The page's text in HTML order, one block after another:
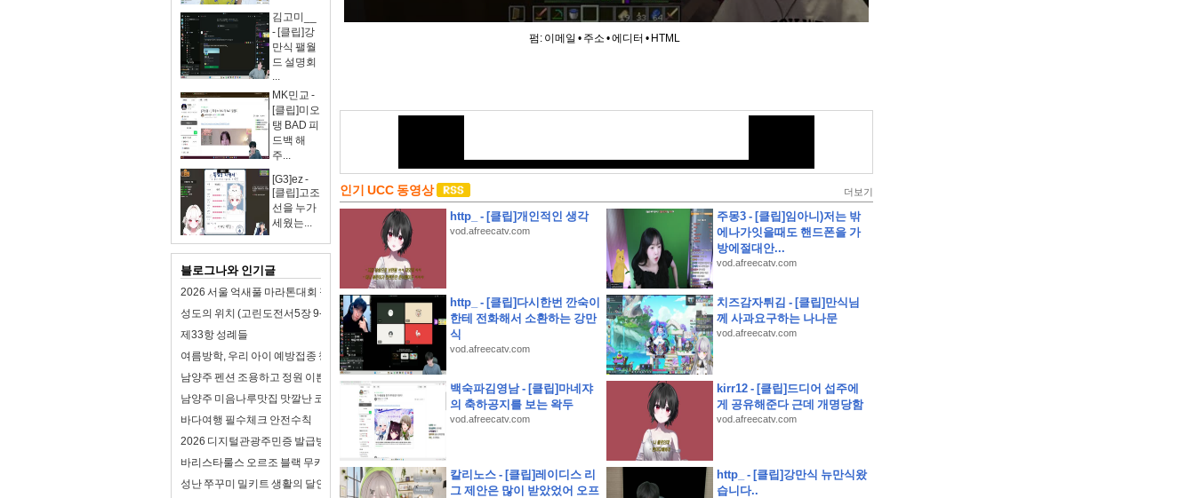
김고미__
- [클립]강
만식 팰월
드 설명회
...
MK민교 -
[클립]미오
탱 BAD 피
드백 해
주...
[G3]ez -
[클립]고조
선을 누가
세웠는...
블로그나와 인기글
2026 서울 억새풀 마라톤대회 접수 일정 및 참가 정보
성도의 위치 (고린도전서5장 9-13절)
제33항 성례들
여름방학, 우리 아이 예방접종 챙기셨나요? 천안시 무료접종 안내
남양주 펜션 조용하고 정원 이쁜 가족 독채 펜션 해드림 단체 펜션 추천
남양주 미음나루맛집 맛깔난 코다리 먹은 점심 모임장소
바다여행 필수체크 안전수칙
2026 디지털관광주민증 발급방법 및 할인혜택 :: 영동 가성비 여행 (영동 와인터널 및 레인보우 힐링센터 입장료 할인 등)
바리스타룰스 오르조 블랙 무카페인 음료 홈카페 활용 및 솔직 시음 후기
성난 쭈꾸미 밀키트 생활의 달인 비법 양념으로 만든 쭈삼불고기 레시피
펌: 이메일 • 주소 •에디터 • HTML
인기 UCC 동영상 더보기
http_ - [클립]개인적인 생각
vod.afreecatv.com
주몽3 - [클립]임아니)저는 밖
에나가잇을때도 핸드폰을 가
방에절대안...
vod.afreecatv.com
http_ - [클립]다시한번 깐숙이
한테 전화해서 소환하는 강만
식
vod.afreecatv.com
치즈감자튀김 - [클립]만식님
께 사과요구하는 나나문
vod.afreecatv.com
백숙파김영남 - [클립]마네쟈
의 축하공지를 보는 왁두
vod.afreecatv.com
kirr12 - [클립]드디어 섭주에
게 공유해준다 근데 개명당함
vod.afreecatv.com
칼리노스 - [클립]레이디스 리
그 제안은 많이 받았었어 오프
http_ - [클립]강만식 뉴만식왔
습니다..